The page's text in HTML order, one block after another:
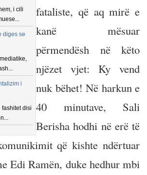
i cili
diges se
i
fashitet disi
fataliste, që aq mirë e
kanë mësuar
përmendësh në këto
njëzet vjet: Ky vend
nuk bëhet! Në harkun e
40 minutave, Sali
Berisha hodhi në erë të
që kishte ndërtuar
Edi Ramën, duke hedhur mbi